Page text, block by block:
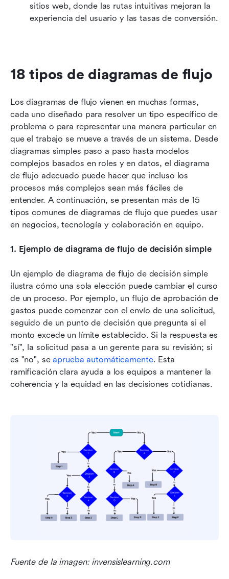
sitios web, donde las rutas intuitivas mejoran la
18 tipos de diagramas de flujo
Los diagramas de flujo vienen en muchas formas,
cada uno diseñado para resolver un tipo específico de
problema o para representar una manera particular en
que el trabajo se mueve a través de un sistema. Desde
diagramas simples paso a paso hasta modelos
complejos basados en roles y en datos, el diagrama
de flujo adecuado puede hacer que incluso los
procesos más complejos sean más fáciles de
entender. A continuación, se presentan más de 15
tipos comunes de diagramas de flujo que puedes usar
en negocios, tecnología y colaboración en equipo.
1. Ejemplo de diagrama de flujo de decisión simple
Un ejemplo de diagrama de flujo de decisión simple
ilustra cómo una sola elección puede cambiar el curso
de un proceso. Por ejemplo, un flujo de aprobación de
gastos puede comenzar con el envío de una solicitud,
seguido de un punto de decisión que pregunta si el
monto excede un límite establecido. Si la respuesta es
"sí", la solicitud pasa a un gerente para su revisión; si
es "no", se aprueba automáticamente. Esta
ramificación clara ayuda a los equipos a mantener la
coherencia y la equidad en las decisiones cotidianas.
Fuente de la imagen: invensislearning.com